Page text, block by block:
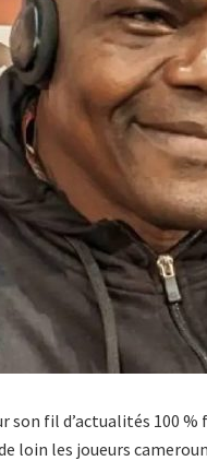
son fil d’actualités 100
loin les joueurs